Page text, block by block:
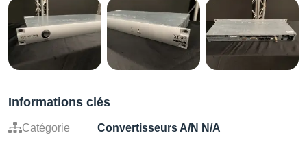
Informations clés
Catégorie Convertisseurs A/N N/A